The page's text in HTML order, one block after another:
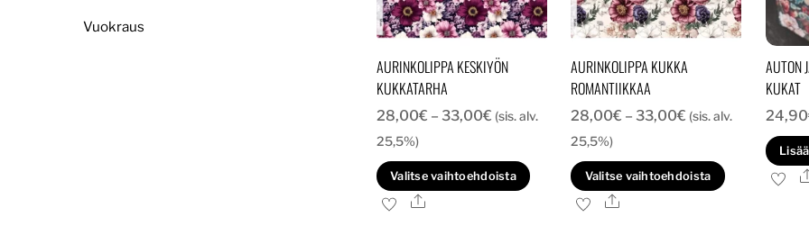
AURINKOLIPPA KESKIYÖN
KUKKATARHA
28,00€ – 33,00€Hintaluokka:
-
33,00€
(sis. alv.
25,5%)
Valitse vaihtoehdoista
tuotteella
Ale
AURINKOLIPPA KUKKA
ROMANTIIKKAA
28,00€ – 33,00€ Hintaluokka:
-
33,00€
(sis. alv.
25,5%)
Valitse vaihtoehdoista
Ale
AUTON
KUKAT
24,90
Vuokraus